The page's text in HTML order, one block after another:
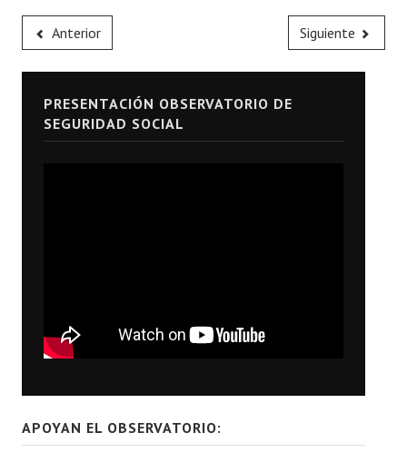
Anterior Siguiente
PRESENTACIÓN OBSERVATORIO DE
SEGURIDAD SOCIAL
APOYAN EL OBSERVATORIO: